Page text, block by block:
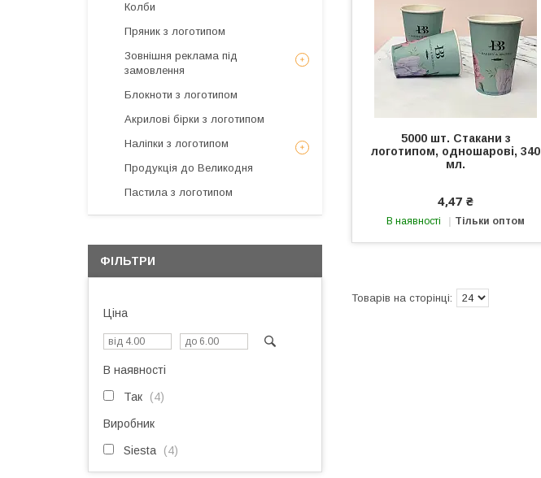
5000 шт. Стакани з
логотипом, одношарові, 340
мл.
4,47 ₴
В наявності Тільки оптом
Колби
Пряник з логотипом
Зовнішня реклама під
замовлення
Блокноти з логотипом
Акрилові бірки з логотипом
Наліпки з логотипом
Продукція до Великодня
Пастила з логотипом
ФІЛЬТРИ
Ціна
В наявності
Так 4
Виробник
Siesta 4